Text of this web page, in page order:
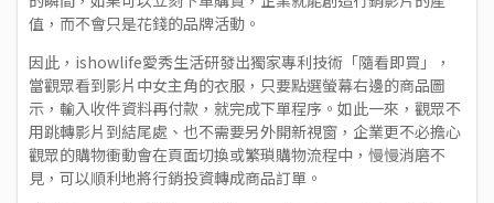
值，而不會只是花錢的品牌活動。
因此，ishowlife愛秀生活研發出獨家專利技術「隨看即買」，
當觀眾看到影片中女主角的衣服，只要點選螢幕右邊的商品圖
示，輸入收件資料再付款，就完成下單程序。如此一來，觀眾不
用跳轉影片到結尾處、也不需要另外開新視窗，企業更不必擔心
觀眾的購物衝動會在頁面切換或繁瑣購物流程中，慢慢消磨不
見，可以順利地將行銷投資轉成商品訂單。